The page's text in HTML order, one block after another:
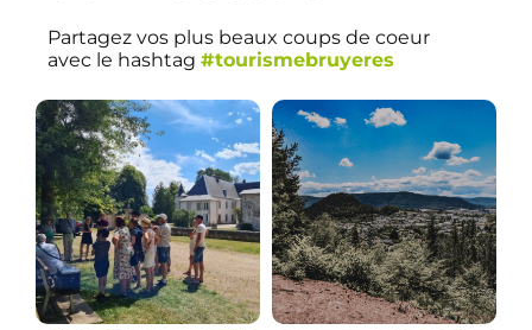
Partagez vos plus beaux coups de coeur
avec le hashtag #tourismebruyeres